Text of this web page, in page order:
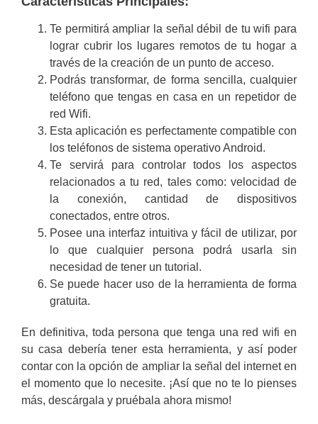
Te permitirá ampliar la señal débil de tu wifi para
lograr cubrir los lugares remotos de tu hogar a
través de la creación de un punto de acceso.
Podrás transformar, de forma sencilla, cualquier
teléfono que tengas en casa en un repetidor de
red Wifi.
Esta aplicación es perfectamente compatible con
los teléfonos de sistema operativo Android.
Te servirá para controlar todos los aspectos
relacionados a tu red, tales como: velocidad de
la conexión, cantidad de dispositivos
conectados, entre otros.
Posee una interfaz intuitiva y fácil de utilizar, por
lo que cualquier persona podrá usarla sin
necesidad de tener un tutorial.
Se puede hacer uso de la herramienta de forma
gratuita.
En definitiva, toda persona que tenga una red wifi en
su casa debería tener esta herramienta, y así poder
contar con la opción de ampliar la señal del internet en
el momento que lo necesite. ¡Así que no te lo pienses
más, descárgala y pruébala ahora mismo!